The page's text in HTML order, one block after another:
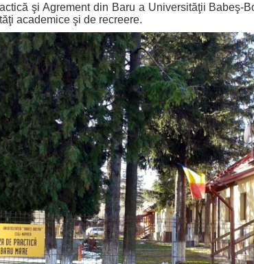
şi Agrement din Baru a Universităţii Babeş-
academice şi de recreere.